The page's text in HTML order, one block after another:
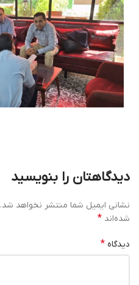
دیدگاهتان را بنویسید
نشانی ایمیل شما منتشر نخواهد شد.
شده‌اند *
دیدگاه *